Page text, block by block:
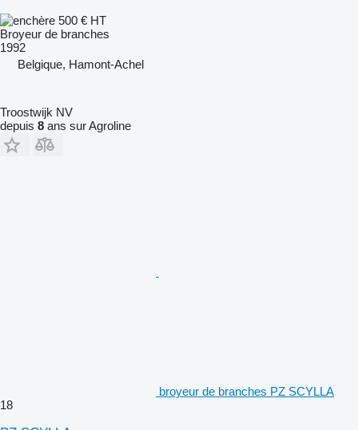
500 € HT
Broyeur de branches
1992
Belgique, Hamont-Achel
Troostwijk NV
depuis 8 ans sur Agroline
broyeur de branches PZ SCYLLA
18